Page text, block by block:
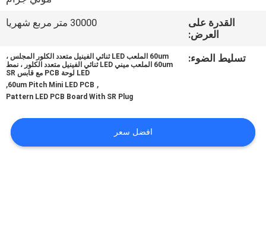
اتصل
اطلب
اقتباس
القدرة على
العرض:
30000 متر مربع شهريا
تسليط الضوء:
60um الملعب LED ثنائي الفينيل متعدد الكلور المجلس ،
60um الملعب ميني LED ثنائي الفينيل متعدد الكلور ، نمط
LED لوحة PCB مع قابس SR
,
60um Pitch Mini LED PCB
,
Pattern LED PCB Board With SR Plug
افضل سعر